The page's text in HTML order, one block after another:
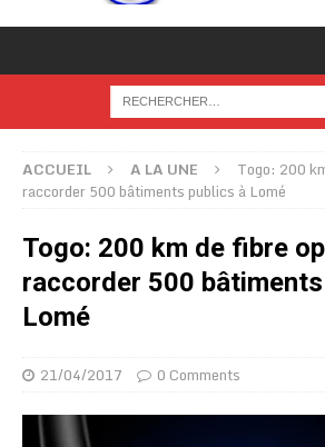
ACCUEIL A LA UNE
Togo: 200
raccorder 500 bâtiments publics à Lomé
Togo: 200 km de fibre
raccorder 500
Lomé
21/04/2017 0 Comments